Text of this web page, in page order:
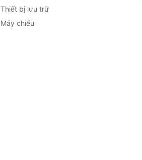
Thiết bị lưu trữ
Máy chiếu